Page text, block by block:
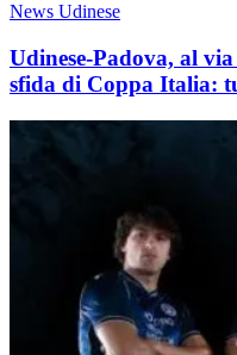
News Udinese
Udinese-Padova, al
sfida di Coppa Italia: